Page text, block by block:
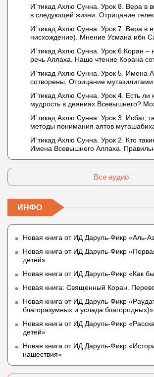
И`тикад Ахлю Сунна. Урок 8. Вера в
в следующей жизни. Отрицание
Усмана ибн Саида ад-Дарими. Иман
дела и познание
И`тикад Ахлю Сунна. Урок 7. Вера в
нисхождение). Мнение Усмана ибн
описывается физическим
И`тикад Ахлю Сунна. Урок 6.Коран –
речь Аллаха. Наше чтение Корана
И`тикад Ахлю Сунна. Урок 5. Имена
сотворены. Отрицание
И`тикад Ахлю Сунна. Урок 4. Есть ли
мудрость в деяниях Всевышнего?
не пришло в Коране и Сунне?
Таймийи
И`тикад Ахлю Сунна. Урок 3. Исбат,
методы понимания аятов
Что означает утверждение сифата
(без образа)?
И`тикад Ахлю Сунна. Урок 2. Кто
Имена Всевышнего Аллаха.
Все аудио
ИНФО
Новая книга от ИД Даруль-Фикр «Аль-
Новая книга от ИД Даруль-Фикр
детей»
Новая книга от ИД Даруль-Фикр «Как
Новая книга: Священный Коран.
Новая книга от ИД Даруль-Фикр
благоразумных и услада благородных)»
Новая книга от ИД Даруль-Фикр
детей»
Новая книга от ИД Даруль-Фикр
нашествия»